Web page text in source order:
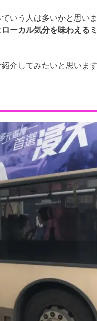
いう人は多いかと思いま
ローカル気分を味わえる
介してみたいと思います